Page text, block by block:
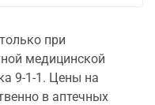
при
медицинской
9-1-1. Цены на
в аптечных